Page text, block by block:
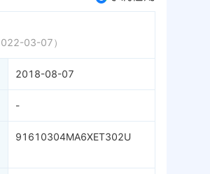
03-07）
2018-08-07
-
91610304MA6XET302U